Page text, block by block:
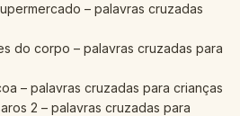
– palavras cruzadas
do corpo – palavras cruzadas para
– palavras cruzadas para crianças
2 – palavras cruzadas para